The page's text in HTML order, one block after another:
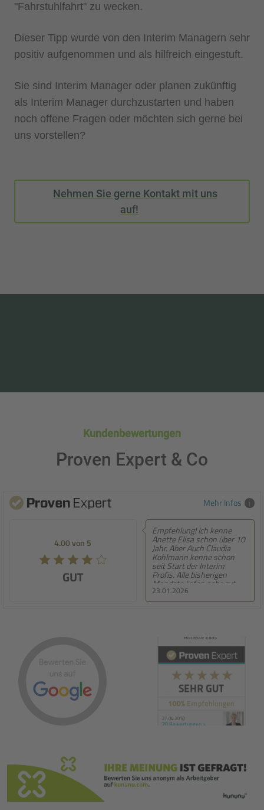
"Fahrstuhlfahrt" zu wecken.
Dieser Tipp wurde von den Interim Managern sehr
positiv aufgenommen und als hilfreich eingestuft.
Sie sind Interim Manager oder planen zukünftig
als Interim Manager durchzustarten und haben
noch offene Fragen oder möchten sich gerne bei
uns vorstellen?
Nehmen Sie gerne Kontakt mit uns
auf!
Kundenbewertungen
Proven Expert & Co
Mehr Infos
4.00 von 5
GUT
5.00 von 5
SEHR GUT
23.01.2026
Empfehlung! Ich kenne
Anette Elisa schon über 10
Jahr. Aber Auch Claudia
Kohlmann kenne schon
seit Start der Interim
Profis. Alle bisherigen
Mandate liefen sehr gut
und es war einfach Top. Die
Betreuung zum Mandat
jedem/jeder Interim
Manager-in eine
Zusammenarbeit mit
Anette Elias und Ihrem
super Team empfehlen.